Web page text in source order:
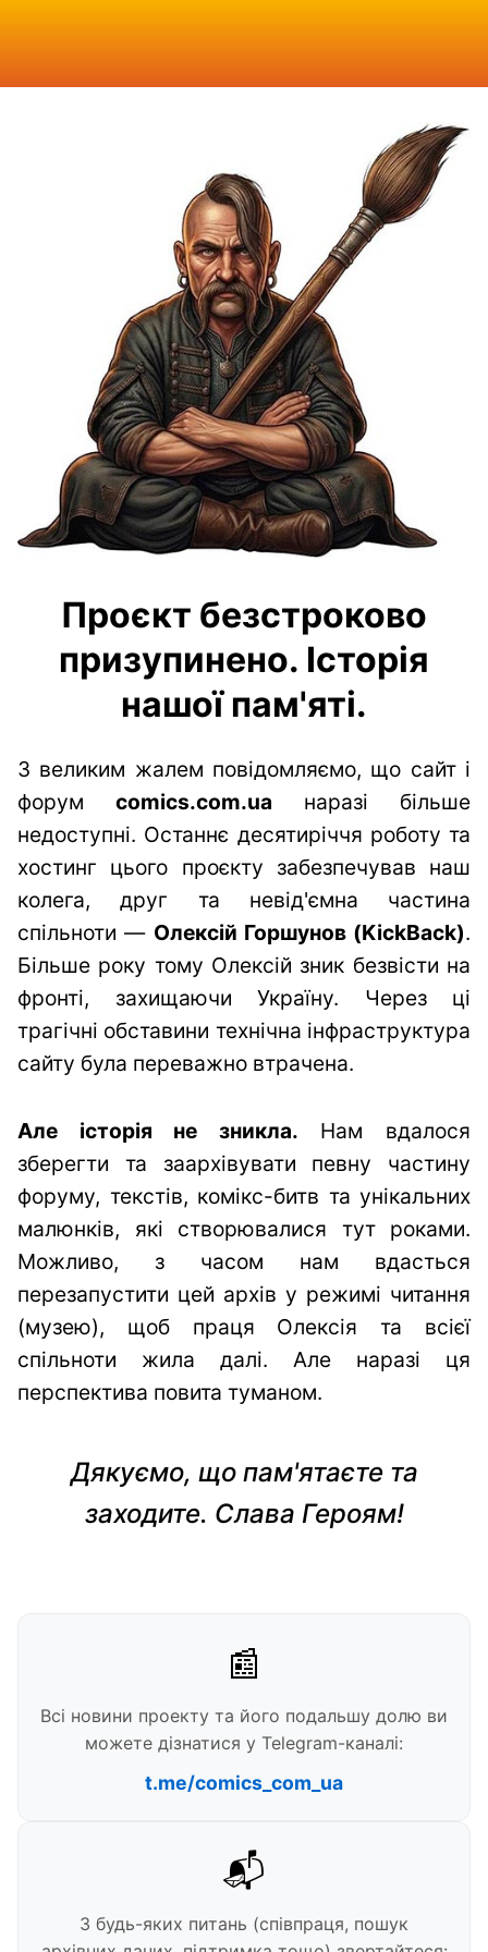
Проєкт безстроково
призупинено. Історія
нашої пам'яті.
З великим жалем повідомляємо, що сайт і
форум comics.com.ua наразі більше
недоступні. Останнє десятиріччя роботу та
хостинг цього проєкту забезпечував наш
колега, друг та невід'ємна частина
спільноти — Олексій Горшунов (KickBack).
Більше року тому Олексій зник безвісти на
фронті, захищаючи Україну. Через ці
трагічні обставини технічна інфраструктура
сайту була переважно втрачена.
Але історія не зникла. Нам вдалося
зберегти та заархівувати певну частину
форуму, текстів, комікс-битв та унікальних
малюнків, які створювалися тут роками.
Можливо, з часом нам вдасться
перезапустити цей архів у режимі читання
(музею), щоб праця Олексія та всієї
спільноти жила далі. Але наразі ця
перспектива повита туманом.
Дякуємо, що пам'ятаєте та
заходите. Слава Героям!
📰
Всі новини проекту та його подальшу долю ви
можете дізнатися у Telegram-каналі:
t.me/comics_com_ua
📬
З будь-яких питань (співпраця, пошук